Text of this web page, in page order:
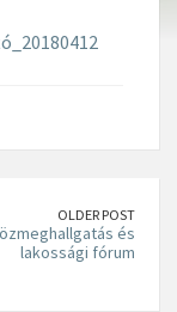
OLDER POST
és
lakossági fórum